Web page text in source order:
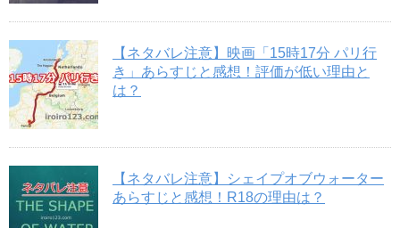
【ネタバレ注意】映画「15時17分 パリ行
き」あらすじと感想！評価が低い理由と
は？
【ネタバレ注意】シェイプオブウォーター
あらすじと感想！R18の理由は？